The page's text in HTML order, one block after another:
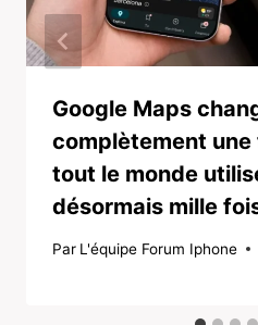
Google Maps
complètement
tout le monde
désormais mille
Par L'équipe Forum Iphone